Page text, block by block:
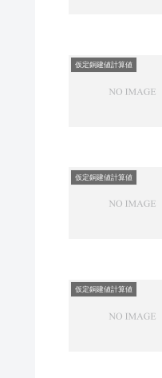
仮定銅建値計算値
仮定銅建値計算値
仮定銅建値計算値